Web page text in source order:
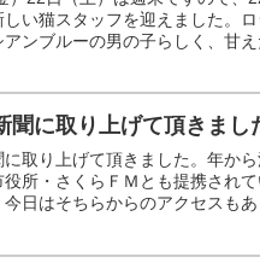
しい猫スタッフを迎えました。
ンブルーの男の子らしく、甘え
聞に取り上げて頂きまし
取り上げて頂きました。年か
役所・さくらＦＭとも提携され
今日はそちらからのアクセスも